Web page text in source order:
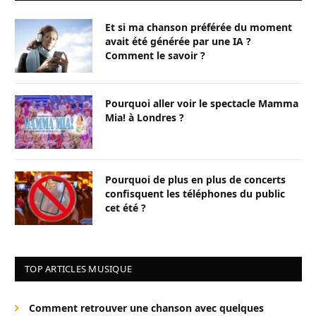
Et si ma chanson préférée du moment
avait été générée par une IA ?
Comment le savoir ?
Pourquoi aller voir le spectacle Mamma
Mia! à Londres ?
Pourquoi de plus en plus de concerts
confisquent les téléphones du public
cet été ?
TOP ARTICLES MUSIQUE
Comment retrouver une chanson avec quelques